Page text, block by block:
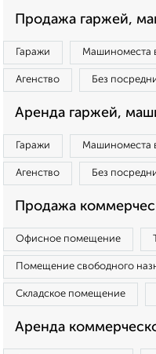
Продажа гаржей,
Гаражи Машиноместа
Агенство Без
Аренда гаржей,
Гаражи Машиноместа
Агенство Без
Продажа
Офисное помещение
Помещение свободного
Складское помещение
Аренда